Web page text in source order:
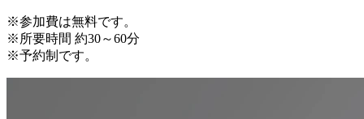
※参加費は無料です。
※所要時間 約30～60分
※予約制です。